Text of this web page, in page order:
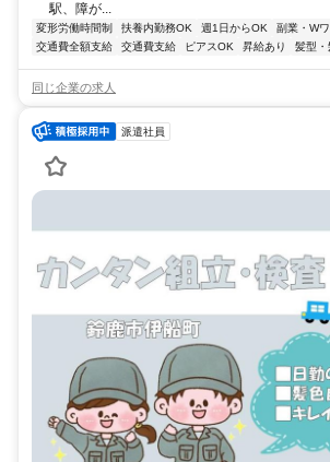
駅、障が...
変形労働時間制 扶養内勤務OK 週1日からOK 副業・W
交通費全額支給
交通費支給 ピアスOK 昇給あり 髪型・
同じ企業の求人
派遣社員